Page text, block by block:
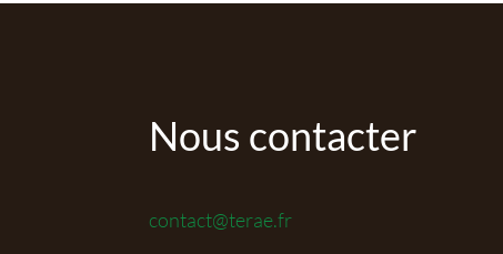
Nous contacter
contact@terae.fr